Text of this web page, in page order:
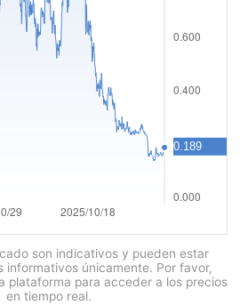
son indicativos y pueden estar
informativos únicamente. Por favor,
plataforma para acceder a los precios
en tiempo real.